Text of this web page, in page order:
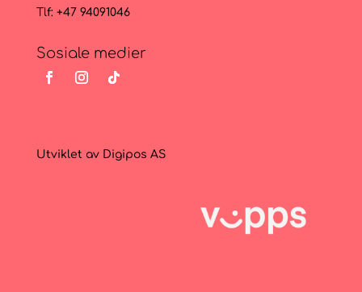
Tlf: +47 94091046
Sosiale medier
Utviklet av Digipos AS